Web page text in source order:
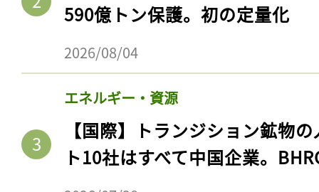
590億トン保護。初の定量化
2026/08/04
エネルギー・資源
【国際】トランジション鉱物
ト10社はすべて中国企業。